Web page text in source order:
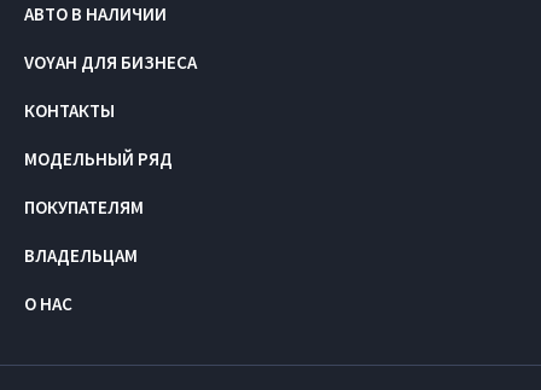
АВТО В НАЛИЧИИ
VOYAH ДЛЯ БИЗНЕСА
КОНТАКТЫ
МОДЕЛЬНЫЙ РЯД
ПОКУПАТЕЛЯМ
ВЛАДЕЛЬЦАМ
О НАС